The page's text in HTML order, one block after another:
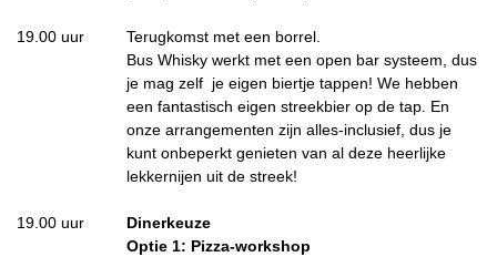
19.00 uur
Terugkomst met een borrel.
Bus Whisky werkt met een open bar systeem, dus
je mag zelf je eigen biertje tappen! We hebben
een fantastisch eigen streekbier op de tap. En
onze arrangementen zijn alles-inclusief, dus je
kunt onbeperkt genieten van al deze heerlijke
lekkernijen uit de streek!
19.00 uur
Dinerkeuze
Optie 1: Pizza-workshop